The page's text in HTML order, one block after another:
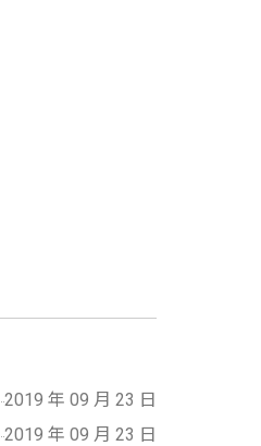
2019 年 09 月 23 日
2019 年 09 月 23 日